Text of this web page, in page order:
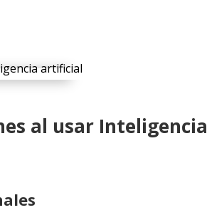
al usar Inteligencia